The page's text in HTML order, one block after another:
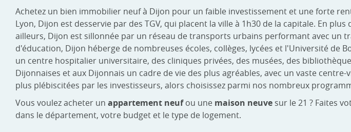
Achetez un bien immobilier neuf à Dijon pour un faible investissement et une forte
Lyon, Dijon est desservie par des TGV, qui placent la ville à 1h30 de la capitale. En
ailleurs, Dijon est sillonnée par un réseau de transports urbains performant avec un
d'éducation, Dijon héberge de nombreuses écoles, collèges, lycées et l'Université
un centre hospitalier universitaire, des cliniques privées, des musées, des
Dijonnaises et aux Dijonnais un cadre de vie des plus agréables, avec un vaste
plus plébiscitées par les investisseurs, alors choisissez parmi nos nombreux
Vous voulez acheter un appartement neufou une maison neuve sur le 21 ? Faites
dans le département, votre budget et le type de logement.